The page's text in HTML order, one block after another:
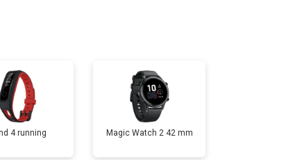
₽ Заказать
4 running Magic Watch 2 42 mm